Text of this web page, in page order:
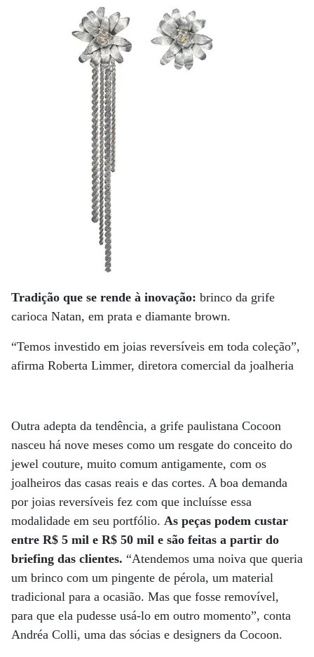
Tradição que se rende à inovação: brinco da grife
carioca Natan, em prata e diamante brown.
“Temos investido em joias reversíveis em toda coleção”,
afirma Roberta Limmer, diretora comercial da joalheria
Outra adepta da tendência, a grife paulistana Cocoon
nasceu há nove meses como um resgate do conceito do
jewel couture, muito comum antigamente, com os
joalheiros das casas reais e das cortes. A boa demanda
por joias reversíveis fez com que incluísse essa
modalidade em seu portfólio. As peças podem custar
entre R$ 5 mil e R$ 50 mil e são feitas a partir do
briefing das clientes. “Atendemos uma noiva que queria
um brinco com um pingente de pérola, um material
tradicional para a ocasião. Mas que fosse removível,
para que ela pudesse usá-lo em outro momento”, conta
Andréa Colli, uma das sócias e designers da Cocoon.